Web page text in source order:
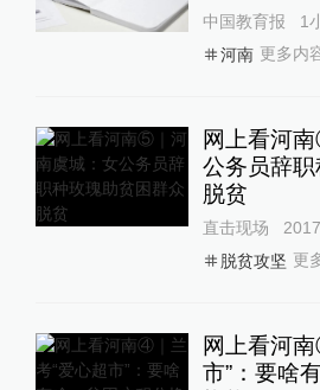
中国教育报
1
河南 更多内
网上看河
公务员辞
脱贫
直击现场
脱贫攻坚 更
网上看河
市”：要啥